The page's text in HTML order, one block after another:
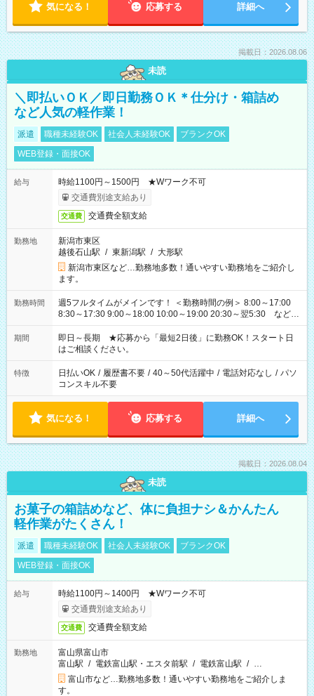
気になる！ 応募する 詳細へ
掲載日：2026.08.06
未読
＼即払いＯＫ／即日勤務ＯＫ＊仕分け・箱詰め
など人気の軽作業！
派遣 職種未経験OK 社会人未経験OK
ブランクOK
WEB登録・面接OK
給与
時給1100円～1500円 ★Wワーク不可
交通費別途支給あり
交通費 交通費全額支給
勤務地
新潟市東区
越後石山駅 / 東新潟駅 / 大形駅
新潟市東区など…勤務地多数！通いやすい勤務地をご紹介し
ます。
勤務時間
週5フルタイムがメインです！ ＜勤務時間の例＞ 8:00～17:00
8:30～17:30 9:00～18:00 10:00～19:00 20:30～翌5:30 など ★
その他にも勤務時間多数！ 日勤のみ、残業なし、交替制など
ご希望を教えてください！
期間
即日～長期 ★応募から「最短2日後」に勤務OK！スタート日
はご相談ください。
特徴 日払いOK / 履歴書不要 / 40～50代活躍中 / 電話対応なし / パソ
コンスキル不要
気になる！ 応募する 詳細へ
掲載日：2026.08.04
未読
お菓子の箱詰めなど、体に負担ナシ＆かんたん
軽作業がたくさん！
派遣 職種未経験OK 社会人未経験OK
ブランクOK
WEB登録・面接OK
給与
時給1100円～1400円 ★Wワーク不可
交通費別途支給あり
交通費 交通費全額支給
勤務地
富山県富山市
富山駅 / 電鉄富山駅・エスタ前駅 / 電鉄富山駅 / …
富山市など…勤務地多数！通いやすい勤務地をご紹介しま
す。